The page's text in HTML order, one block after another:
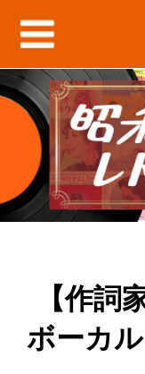
【作詞
ボーカ